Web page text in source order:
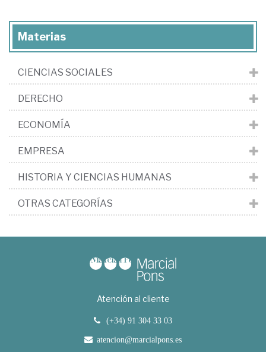
Materias
CIENCIAS SOCIALES
DERECHO
ECONOMÍA
EMPRESA
HISTORIA Y CIENCIAS HUMANAS
OTRAS CATEGORÍAS
Atención al cliente
(+34) 91 304 33 03
atencion@marcialpons.es